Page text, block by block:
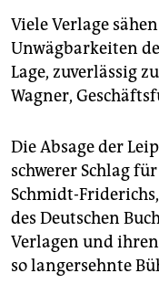
Viele Verlage
Unwägbarkeiten
Lage, zuverlässig
Wagner,
Die Absage der
schwerer Schlag
Schmidt-
des Deutschen
Verlagen und
so lang­ersehnte